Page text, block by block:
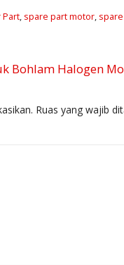
Part, spare part motor,
Bohlam Halogen
Ruas yang wajib